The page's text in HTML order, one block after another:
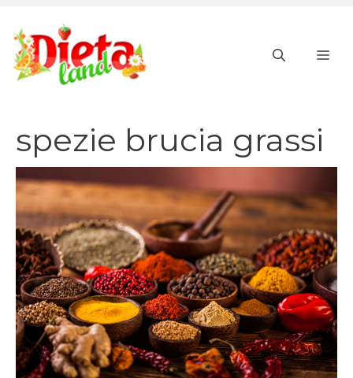
contenuto
spezie brucia grassi